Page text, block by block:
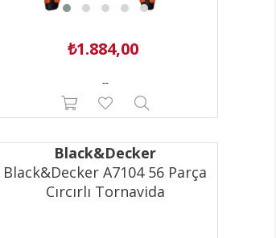
₺1.884,00
--
Black&Decker
Black&Decker A7104 56 Parça
Cırcırlı Tornavida